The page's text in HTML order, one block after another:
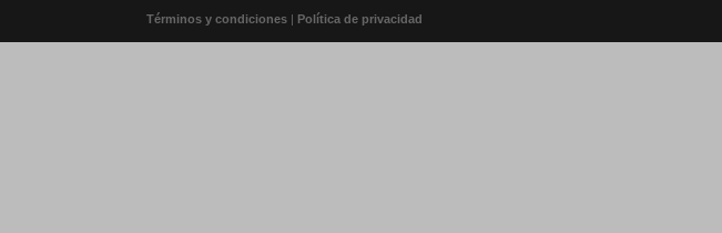
Términos y condiciones | Política de privacidad